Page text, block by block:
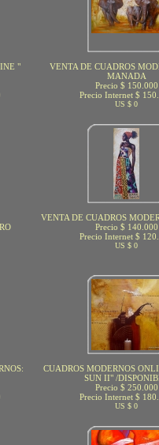
"
VENTA DE CUADROS
MANADA
Precio $ 150.000
Precio Internet $
US $ 0
VENTA DE CUADROS
Precio $ 140.000
Precio Internet $
US $ 0
CUADROS MODERNOS
SUN II" /
Precio $ 250.000
Precio Internet $
US $ 0